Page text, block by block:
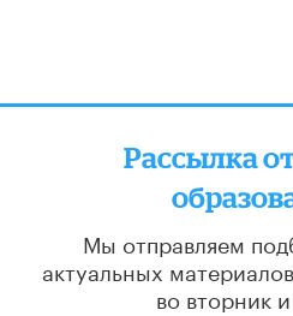
Рассылка
Мы отправляем
актуальных материалов
во вторник